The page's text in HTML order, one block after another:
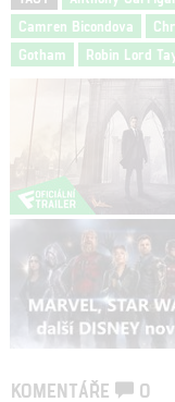
Camren Bicondova
Gotham
Robin Lord
KOMENTÁŘE 0